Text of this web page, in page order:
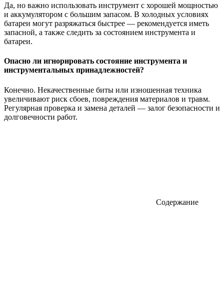
Да, но важно использовать инструмент с хорошей мощностью
и аккумулятором с большим запасом. В холодных условиях
батареи могут разряжаться быстрее — рекомендуется иметь
запасной, а также следить за состоянием инструмента и
батареи.
Опасно ли игнорировать состояние инструмента и
инструментальных принадлежностей?
Конечно. Некачественные биты или изношенная техника
увеличивают риск сбоев, повреждения материалов и травм.
Регулярная проверка и замена деталей — залог безопасности и
долговечности работ.
Содержание